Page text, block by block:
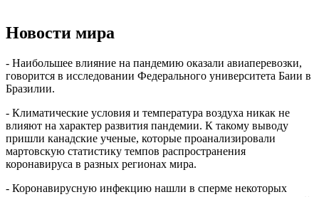
Новости мира
- Наибольшее влияние на пандемию оказали авиаперевозки,
говорится в исследовании Федерального университета Баии в
Бразилии.
- Климатические условия и температура воздуха никак не
влияют на характер развития пандемии. К такому выводу
пришли канадские ученые, которые проанализировали
мартовскую статистику темпов распространения
коронавируса в разных регионах мира.
- Коронавирусную инфекцию нашли в сперме некоторых